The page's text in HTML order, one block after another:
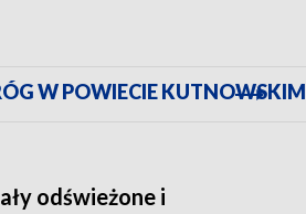
W POWIECIE KUTNOWSKIM
odświeżone i